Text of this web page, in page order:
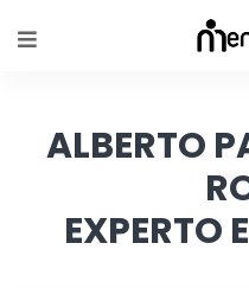
ALBERTO
EXPERTO